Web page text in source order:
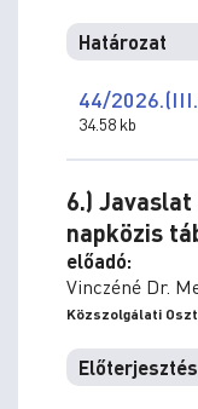
Határozat
44/
34.58 kb
6.)
napközis
előadó:
Vinczéné Dr.
Közszolgálati
Előterjesztés